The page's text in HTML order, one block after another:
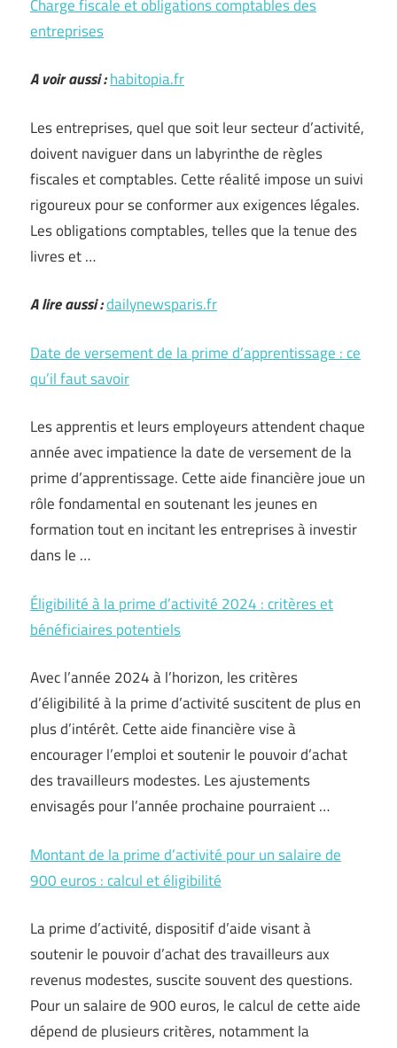
Charge fiscale et obligations comptables des
entreprises
A voir aussi :habitopia.fr
Les entreprises, quel que soit leur secteur d’activité,
doivent naviguer dans un labyrinthe de règles
fiscales et comptables. Cette réalité impose un suivi
rigoureux pour se conformer aux exigences légales.
Les obligations comptables, telles que la tenue des
livres et …
A lire aussi :dailynewsparis.fr
Date de versement de la prime d’apprentissage : ce
qu’il faut savoir
Les apprentis et leurs employeurs attendent chaque
année avec impatience la date de versement de la
prime d’apprentissage. Cette aide financière joue un
rôle fondamental en soutenant les jeunes en
formation tout en incitant les entreprises à investir
dans le …
Éligibilité à la prime d’activité 2024 : critères et
bénéficiaires potentiels
Avec l’année 2024 à l’horizon, les critères
d’éligibilité à la prime d’activité suscitent de plus en
plus d’intérêt. Cette aide financière vise à
encourager l’emploi et soutenir le pouvoir d’achat
des travailleurs modestes. Les ajustements
envisagés pour l’année prochaine pourraient …
Montant de la prime d’activité pour un salaire de
900 euros : calcul et éligibilité
La prime d’activité, dispositif d’aide visant à
soutenir le pouvoir d’achat des travailleurs aux
revenus modestes, suscite souvent des questions.
Pour un salaire de 900 euros, le calcul de cette aide
dépend de plusieurs critères, notamment la